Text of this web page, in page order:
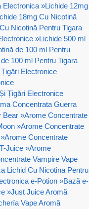
Electronica »Lichide 12mg
18mg Cu Nicotină
Nicotină Pentru Tigara
»Lichide 500 ml
de 100 ml Pentru
100 ml Pentru Tigara
Electronice
Țigări Electronice
Concentrata Guerra
Bear »Arome Concentrate
»Arome Concentrate
»Arome Concentrate
Juice »Arome
Vampire Vape
Lichid Cu Nicotina Pentru
e-Potion »Bază e-
»Just Juice Aromă
Vape Aromă